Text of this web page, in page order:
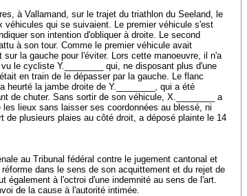
à Vallamand, sur le trajet du triathlon du Seeland, le
véhicules qui se suivaient. Le premier véhicule s'est
son intention d'obliquer à droite. Le second
à son tour. Comme le premier véhicule avait
la gauche pour l'éviter. Lors cette manoeuvre, il n'a
le cycliste Y.________ qui, ne disposant plus d'une
en train de le dépasser par la gauche. Le flanc
heurté la jambe droite de Y.________, qui a été
de chuter. Sans sortir de son véhicule, X.________ a
lieux sans laisser ses coordonnées au blessé, ni
de plusieurs plaies au côté droit, a déposé plainte le 14
au Tribunal fédéral contre le jugement cantonal et
dans le sens de son acquittement et du rejet de
également à l'octroi d'une indemnité au sens de l'art.
de la cause à l'autorité intimée.